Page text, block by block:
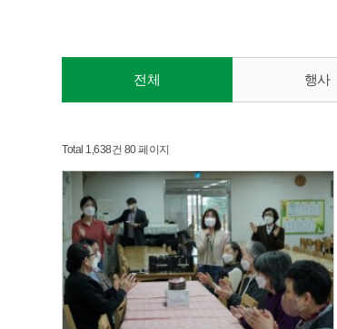
전체 행사
Total 1,638건 80 페이지